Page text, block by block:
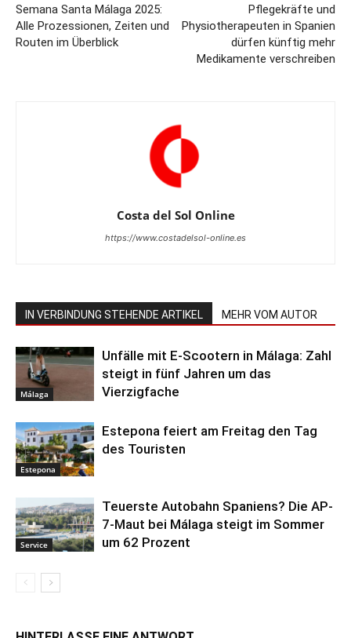
Semana Santa Málaga 2025:
Alle Prozessionen, Zeiten und
Routen im Überblick
Pflegekräfte und
Physiotherapeuten in Spanien
dürfen künftig mehr
Medikamente verschreiben
Costa del Sol Online
https://www.costadelsol-online.es
IN VERBINDUNG STEHENDE ARTIKEL MEHR VOM AUTOR
Málaga
Unfälle mit E-Scootern in Málaga: Zahl
steigt in fünf Jahren um das
Vierzigfache
Estepona
Estepona feiert am Freitag den Tag
des Touristen
Service
Teuerste Autobahn Spaniens? Die AP-
7-Maut bei Málaga steigt im Sommer
um 62 Prozent